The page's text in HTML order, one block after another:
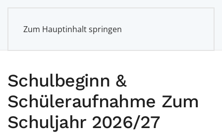
Zum Hauptinhalt springen
Schulbeginn &
Schüleraufnahme Zum
Schuljahr 2026/27